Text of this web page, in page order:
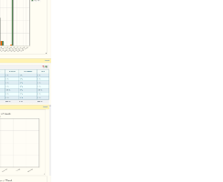
GXP 2000
GXP 2200
GBX20